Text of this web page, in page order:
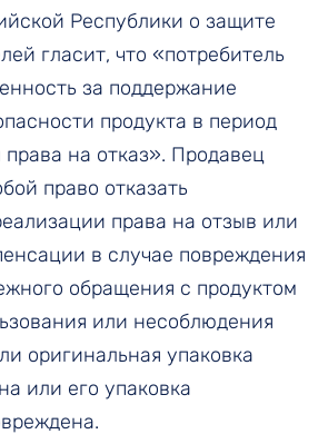
Республики о защите
гласит, что «потребитель
за поддержание
продукта в период
на отказ». Продавец
право отказать
права на отзыв или
в случае повреждения
обращения с продуктом
или несоблюдения
оригинальная упаковка
или его упаковка